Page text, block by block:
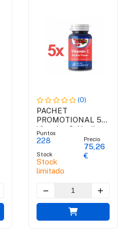
(0)
PACHET
PROMOTIONAL 5
Vitamina C Alcalin
Power – Vitamina C
din ascorbat de
calciu, m...
Puntos
228
Stock
Stock
limitado
Precio
75,26
€